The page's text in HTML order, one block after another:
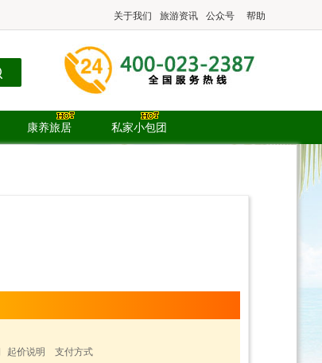
关于我们 旅游资讯 公众号 帮助
康养旅居 私家小包团
起价说明 支付方式